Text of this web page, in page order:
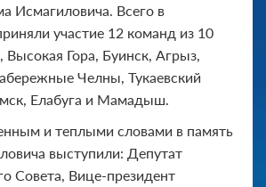
Исмагиловича. Всего в
участие 12 команд из 10
Высокая Гора, Буинск, Агрыз,
Челны, Тукаевский
Елабуга и Мамадыш.
и теплыми словами в память
выступили: Депутат
Совета, Вице-президент